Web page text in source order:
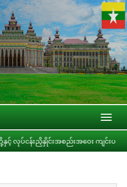
ပ်ငန်းညှိနှိုင်းအစည်းအဝေး ကျင်းပ